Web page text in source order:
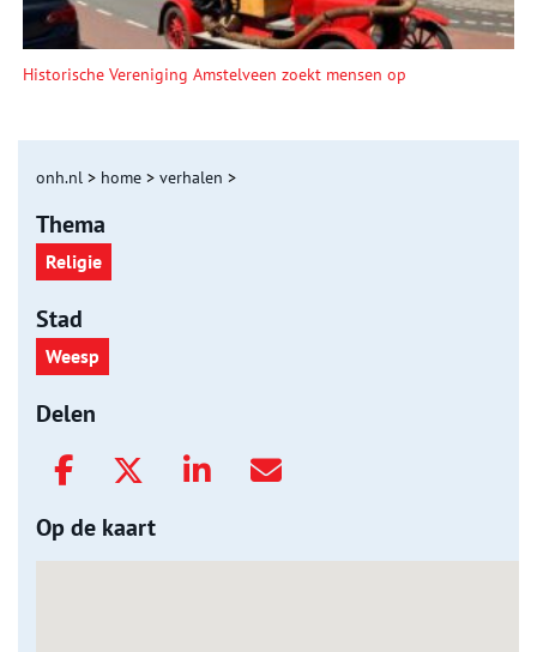
Historische Vereniging Amstelveen zoekt mensen op
onh.nl > home > verhalen >
Thema
Religie
Stad
Weesp
Delen
Op de kaart